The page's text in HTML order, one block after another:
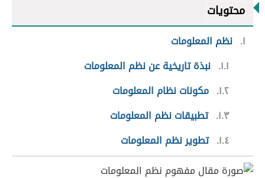
محتويات
١ نظم المعلومات
١.١ نبذة تاريخية عن نظم المعلومات
١.٢ مكونات نظام المعلومات
١.٣ تطبيقات نظم المعلومات
١.٤ تطوير نظم المعلومات